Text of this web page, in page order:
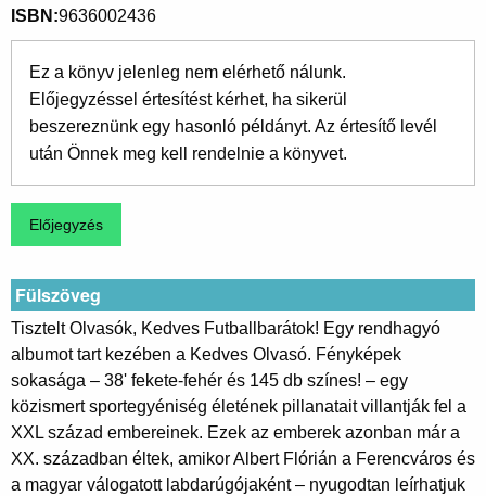
ISBN 9636002436
Ez a könyv jelenleg nem elérhető nálunk.
Előjegyzéssel értesítést kérhet, ha sikerül
beszereznünk egy hasonló példányt. Az értesítő levél
után Önnek meg kell rendelnie a könyvet.
Fülszöveg
Tisztelt ​Olvasók, Kedves Futballbarátok! Egy rendhagyó
albumot tart kezében a Kedves Olvasó. Fényképek
sokasága – 38' fekete-fehér és 145 db színes! – egy
közismert sportegyéniség életének pillanatait villantják fel a
XXL század embereinek. Ezek az emberek azonban már a
XX. században éltek, amikor Albert Flórián a Ferencváros és
a magyar válogatott labdarúgójaként – nyugodtan leírhatjuk